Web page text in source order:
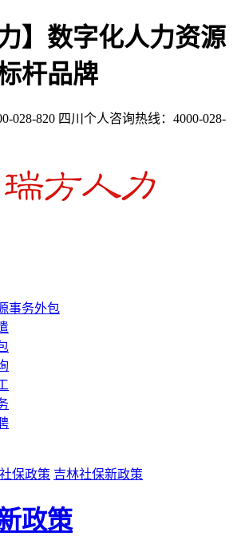
】数字化人力资源
杆品牌
028-820 四川个人咨询热线：4000-028-
事务外包
社保政策 吉林社保新政策
政策